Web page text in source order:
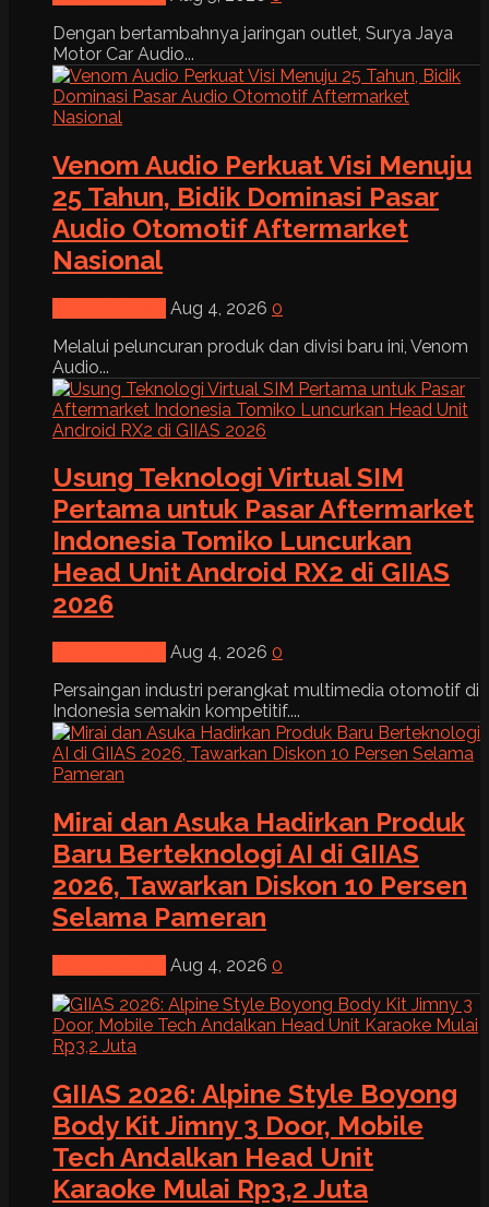
Dengan bertambahnya jaringan outlet, Surya Jaya
Motor Car Audio...
Venom Audio Perkuat Visi Menuju
25 Tahun, Bidik Dominasi Pasar
Audio Otomotif Aftermarket
Nasional
Aug 4, 2026 0
Melalui peluncuran produk dan divisi baru ini, Venom
Audio...
Usung Teknologi Virtual SIM
Pertama untuk Pasar Aftermarket
Indonesia Tomiko Luncurkan
Head Unit Android RX2 di GIIAS
2026
Aug 4, 2026 0
Persaingan industri perangkat multimedia otomotif di
Indonesia semakin kompetitif....
Mirai dan Asuka Hadirkan Produk
Baru Berteknologi AI di GIIAS
2026, Tawarkan Diskon 10 Persen
Selama Pameran
Aug 4, 2026 0
GIIAS 2026: Alpine Style Boyong
Body Kit Jimny 3 Door, Mobile
Tech Andalkan Head Unit
Karaoke Mulai Rp3,2 Juta